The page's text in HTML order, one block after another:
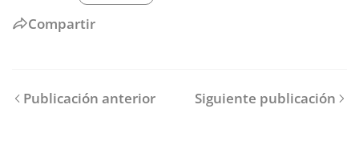
Compartir
Publicación anterior Siguiente publicación